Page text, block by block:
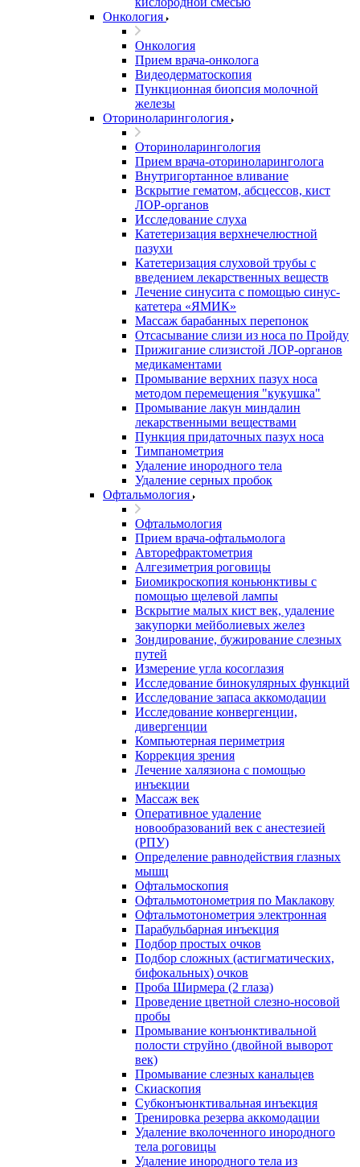
Онкология
Онкология
Прием врача-онколога
Видеодерматоскопия
Пункционная биопсия молочной
железы
Оториноларингология
Оториноларингология
Прием врача-оториноларинголога
Внутригортанное вливание
Вскрытие гематом, абсцессов, кист
ЛОР-органов
Исследование слуха
Катетеризация верхнечелюстной
пазухи
Катетеризация слуховой трубы с
введением лекарственных веществ
Лечение синусита с помощью синус-
катетера «ЯМИК»
Массаж барабанных перепонок
Отсасывание слизи из носа по Пройду
Прижигание слизистой ЛОР-органов
медикаментами
Промывание верхних пазух носа
методом перемещения "кукушка"
Промывание лакун миндалин
лекарственными веществами
Пункция придаточных пазух носа
Тимпанометрия
Удаление инородного тела
Удаление серных пробок
Офтальмология
Офтальмология
Прием врача-офтальмолога
Авторефрактометрия
Алгезиметрия роговицы
Биомикроскопия коньюнктивы с
помощью щелевой лампы
Вскрытие малых кист век, удаление
закупорки мейболиевых желез
Зондирование, бужирование слезных
путей
Измерение угла косоглазия
Исследование бинокулярных функций
Исследование запаса аккомодации
Исследование конвергенции,
дивергенции
Компьютерная периметрия
Коррекция зрения
Лечение халязиона с помощью
инъекции
Массаж век
Оперативное удаление
новообразований век с анестезией
(РПУ)
Определение равнодействия глазных
мышц
Офтальмоскопия
Офтальмотонометрия по Маклакову
Офтальмотонометрия электронная
Парабульбарная инъекция
Подбор простых очков
Подбор сложных (астигматических,
бифокальных) очков
Проба Ширмера (2 глаза)
Проведение цветной слезно-носовой
пробы
Промывание конъюнктивальной
полости струйно (двойной выворот
век)
Промывание слезных канальцев
Скиаскопия
Субконъюнктивальная инъекция
Тренировка резерва аккомодации
Удаление вколоченного инородного
тела роговицы
Удаление инородного тела из